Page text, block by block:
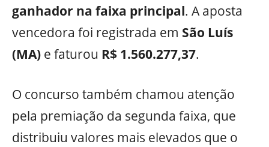
ganhador na faixa principal. A aposta
vencedora foi registrada em São Luís
(MA) e faturou R$ 1.560.277,37.
O concurso também chamou atenção
pela premiação da segunda faixa, que
distribuiu valores mais elevados que o